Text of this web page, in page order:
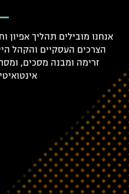
אנחנו מובילים תהליך
הצרכים העסקיים והקהל
זרימה ומבנה מסכים,